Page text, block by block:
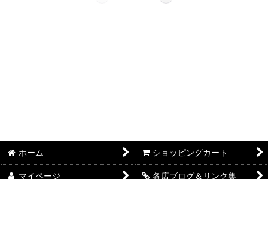
ホーム ショッピングカート
マイページ 各店ブログ＆リンク集